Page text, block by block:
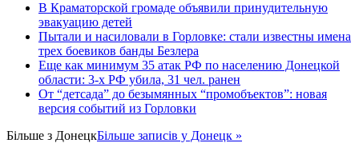
В Краматорской громаде объявили принудительную
эвакуацию детей
Пытали и насиловали в Горловке: стали известны имена
трех боевиков банды Безлера
Еще как минимум 35 атак РФ по населению Донецкой
области: 3-х РФ убила, 31 чел. ранен
От “детсада” до безымянных “промобъектов”: новая
версия событий из Горловки
Більше з ДонецкБільше записів у Донецк »